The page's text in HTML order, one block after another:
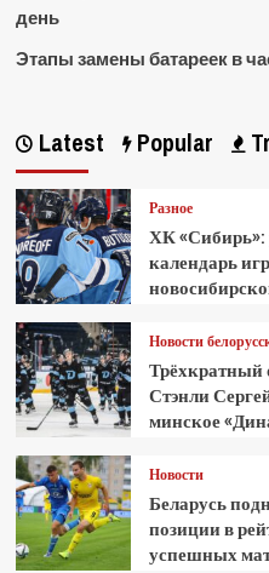
день
Этапы замены батареек в
Latest Popular
Разное
ХК «Сибирь»:
календарь
Новости
Трёхкратный
Стэнли
минское
Новости
Беларусь
позиции в
успешных